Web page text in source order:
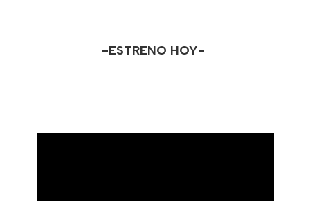
-ESTRENO HOY-